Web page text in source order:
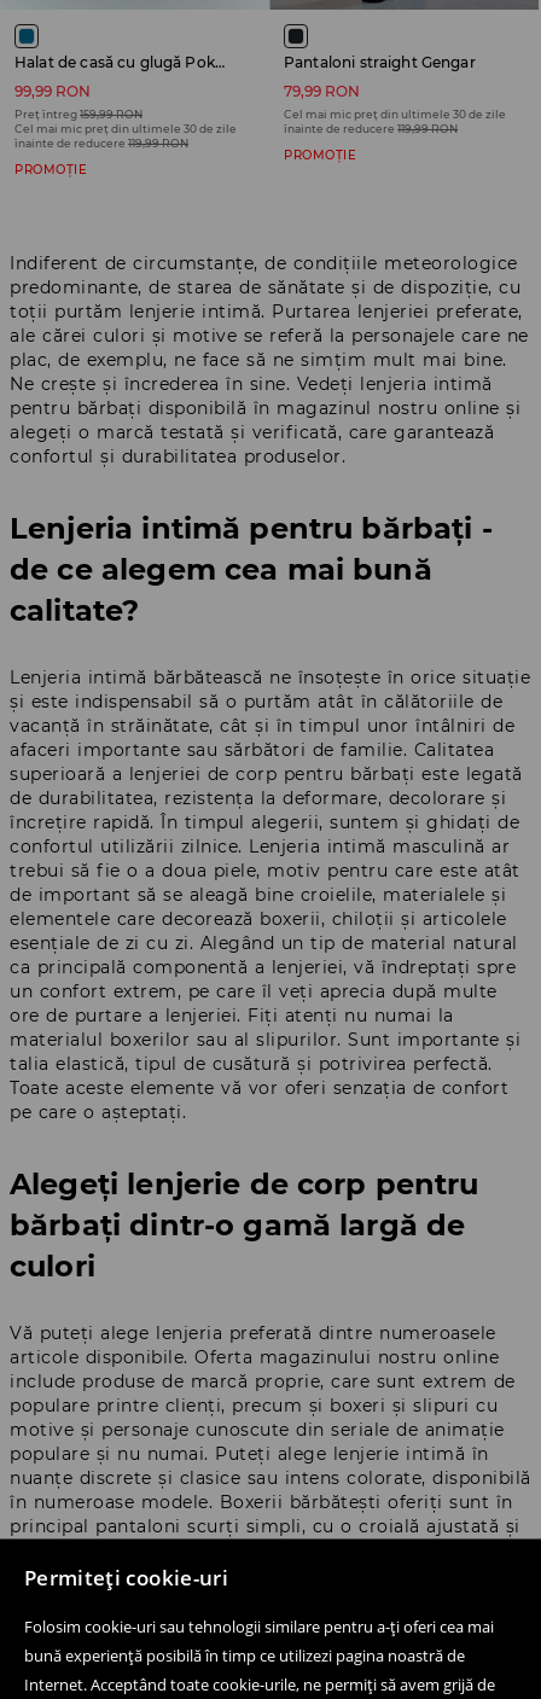
Permiteți cookie-uri
Folosim cookie-uri sau tehnologii similare pentru a-ți oferi cea mai
bună experiență posibilă în timp ce utilizezi pagina noastră de
Internet. Acceptând toate cookie-urile, ne permiți să avem grijă de
Halat de casă cu glugă Pokémon
99,99 RON
Preț întreg159,99 RON
Cel mai mic preț din ultimele 30 de zile
înainte de reducere 119,99 RON
PROMOȚIE
Pantaloni straight Gengar
79,99 RON
Cel mai mic preț din ultimele 30 de zile
înainte de reducere 119,99 RON
PROMOȚIE
Indiferent de circumstanțe, de condițiile meteorologice
predominante, de starea de sănătate și de dispoziție, cu
toții purtăm lenjerie intimă. Purtarea lenjeriei preferate,
ale cărei culori și motive se referă la personajele care ne
plac, de exemplu, ne face să ne simțim mult mai bine.
Ne crește și încrederea în sine. Vedeți lenjeria intimă
pentru bărbați disponibilă în magazinul nostru online și
alegeți o marcă testată și verificată, care garantează
confortul și durabilitatea produselor.
Lenjeria intimă pentru bărbați -
de ce alegem cea mai bună
calitate?
Lenjeria intimă bărbătească ne însoțește în orice situație
și este indispensabil să o purtăm atât în călătoriile de
vacanță în străinătate, cât și în timpul unor întâlniri de
afaceri importante sau sărbători de familie. Calitatea
superioară a lenjeriei de corp pentru bărbați este legată
de durabilitatea, rezistența la deformare, decolorare și
încrețire rapidă. În timpul alegerii, suntem și ghidați de
confortul utilizării zilnice. Lenjeria intimă masculină ar
trebui să fie o a doua piele, motiv pentru care este atât
de important să se aleagă bine croielile, materialele și
elementele care decorează boxerii, chiloții și articolele
esențiale de zi cu zi. Alegând un tip de material natural
ca principală componentă a lenjeriei, vă îndreptați spre
un confort extrem, pe care îl veți aprecia după multe
ore de purtare a lenjeriei. Fiți atenți nu numai la
materialul boxerilor sau al slipurilor. Sunt importante și
talia elastică, tipul de cusătură și potrivirea perfectă.
Toate aceste elemente vă vor oferi senzația de confort
pe care o așteptați.
Alegeți lenjerie de corp pentru
bărbați dintr-o gamă largă de
culori
Vă puteți alege lenjeria preferată dintre numeroasele
articole disponibile. Oferta magazinului nostru online
include produse de marcă proprie, care sunt extrem de
populare printre clienți, precum și boxeri și slipuri cu
motive și personaje cunoscute din seriale de animație
populare și nu numai. Puteți alege lenjerie intimă în
nuanțe discrete și clasice sau intens colorate, disponibilă
în numeroase modele. Boxerii bărbătești oferiți sunt în
principal pantaloni scurți simpli, cu o croială ajustată și
în talie și care nu exercită presiune. Oferta largă de
care sunt oferite de la S la XXL. Veți găsi cu siguranță
ceva perfect pentru a se potrivi siluetei dumneavoastră.